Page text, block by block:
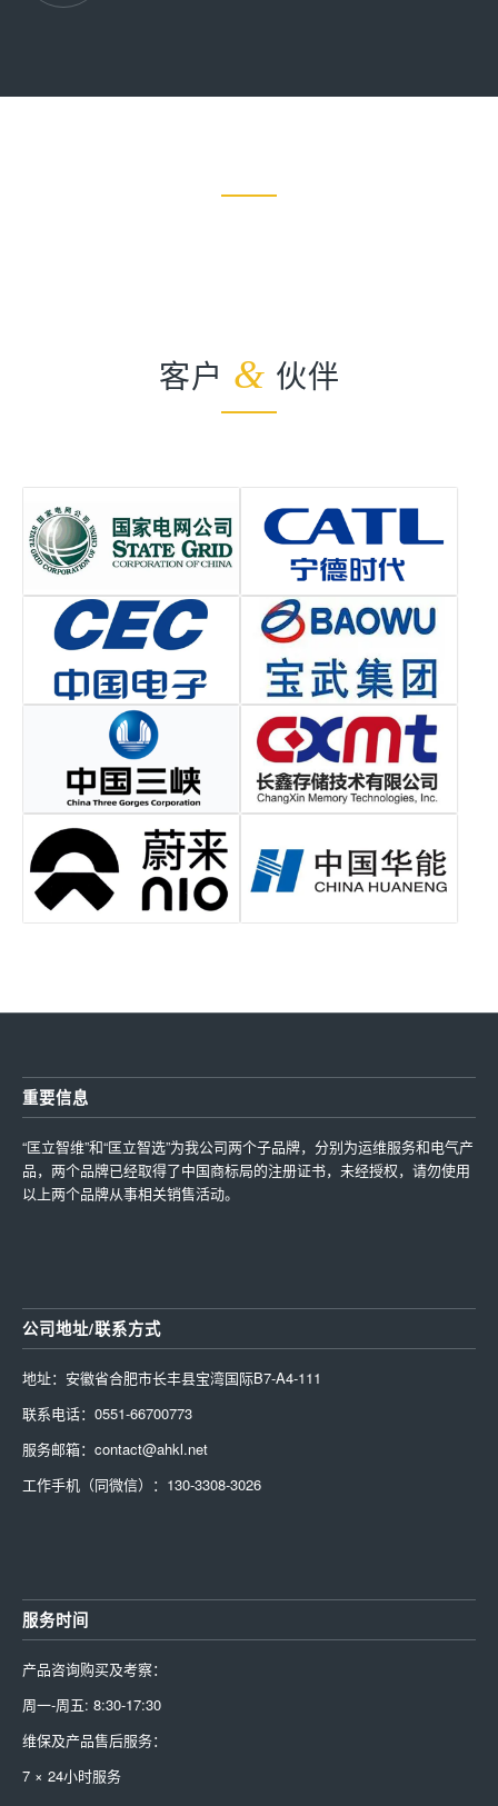
客户 & 伙伴
重要信息
“匡立智维”和“匡立智选”为我公司两个子品牌，分别为运维服务和电气产
品，两个品牌已经取得了中国商标局的注册证书，未经授权，请勿使用
以上两个品牌从事相关销售活动。
公司地址/联系方式
地址：安徽省合肥市长丰县宝湾国际B7-A4-111
联系电话：0551-66700773
服务邮箱：contact@ahkl.net
工作手机（同微信）：130-3308-3026
服务时间
产品咨询购买及考察：
周一-周五: 8:30-17:30
维保及产品售后服务：
7 × 24小时服务